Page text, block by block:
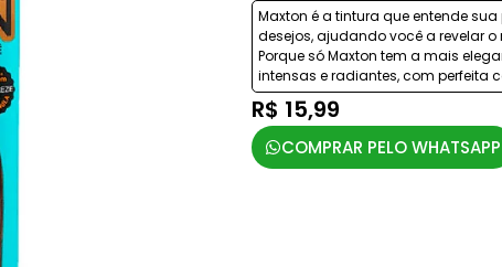
Maxton é a tintura que entende
desejos, ajudando você a revelar
Porque só Maxton tem a mais
intensas e radiantes, com perfeita
R$ 15,99
COMPRAR PELO WHATSAPP